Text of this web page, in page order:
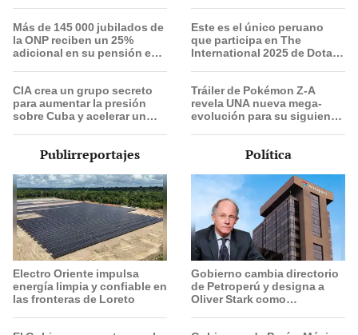
Más de 145 000 jubilados de
la ONP reciben un 25%
adicional en su pensión en
CIA crea un grupo secreto
para aumentar la presión
sobre Cuba y acelerar un
Este es el único peruano
que participa en The
International 2025 de Dota 2
Tráiler de Pokémon Z-A
revela UNA nueva mega-
evolución para su siguiente
Publirreportajes
Electro Oriente impulsa
energía limpia y confiable en
las fronteras de Loreto
Política
Gobierno cambia directorio
de Petroperú y designa a
Oliver Stark como